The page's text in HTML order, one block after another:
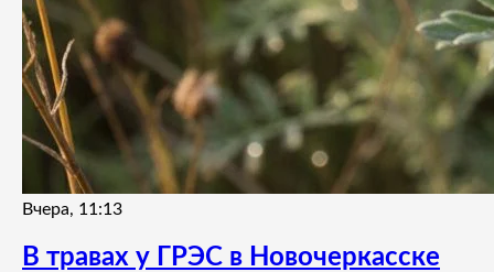
Вчера, 11:13
В травах у ГРЭС в Новочеркасске